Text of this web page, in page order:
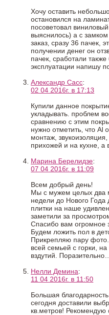
Хочу оставить
остановился на
посоветовал
выяснилось) а с
заказ, сразу 36 пачек,
получении денег он
пачек, сработали
эксплуатации напишу
Александр Сасс:
02 04 2016г. в 17:13
Купили данное
укладывать. проблем
сравнению с этим
нужно отметить, что Al
монтаж,
прихожей и на кухне,
Марина Берелидзе:
07 04 2016г. в 11:09
Всем добрый день!
Мы с мужем целых два
недели до Нового
плитки на наше
заметили за
Спасибо вам огромное
Будем ложить пол в
Прикрепляю пару фото.
всей семьей с горки,
вздутий.
Нелли Демина:
11 04 2016г. в 11:50
Большая
сегодня доставили
кв.метров! Рекомендую